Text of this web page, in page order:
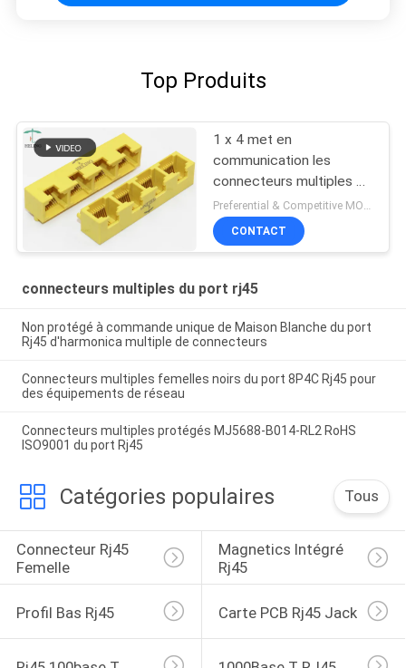
Top Produits
1 x 4 met en
communication les
connecteurs multiples de
port de l'EE Rj45/port à
angle droit de LAN du
plug and play RJ45
Preferential & Competitive MOQ:2000
CONTACT
connecteurs multiples du port rj45
Non protégé à commande unique de Maison Blanche du port
Rj45 d'harmonica multiple de connecteurs
Connecteurs multiples femelles noirs du port 8P4C Rj45 pour
des équipements de réseau
Connecteurs multiples protégés MJ5688-B014-RL2 RoHS
ISO9001 du port Rj45
Catégories populaires Tous
Connecteur Rj45
Femelle
Magnetics Intégré
Rj45
Profil Bas Rj45 Carte PCB Rj45 Jack